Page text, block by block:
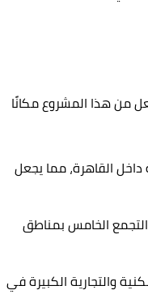
من هذا المشروع مكانًا
القاهرة، مما يجعل
الخامس بمناطق
والتجارية الكبيرة في